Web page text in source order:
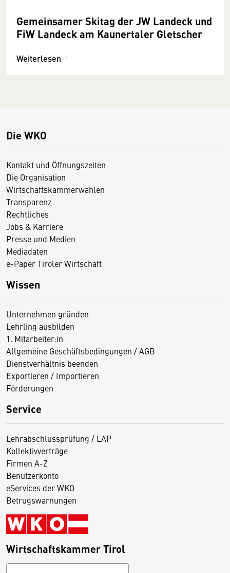
Gemeinsamer Skitag der JW Landeck und
FiW Landeck am Kaunertaler Gletscher
Weiterlesen
Die WKO
Kontakt und Öffnungszeiten
Die Organisation
Wirtschaftskammerwahlen
Transparenz
Rechtliches
Jobs & Karriere
Presse und Medien
Mediadaten
e-Paper Tiroler Wirtschaft
Wissen
Unternehmen gründen
Lehrling ausbilden
1. Mitarbeiter:in
Allgemeine Geschäftsbedingungen / AGB
Dienstverhältnis beenden
Exportieren / Importieren
Förderungen
Service
Lehrabschlussprüfung / LAP
Kollektivverträge
Firmen A-Z
Benutzerkonto
eServices der WKO
Betrugswarnungen
Wirtschaftskammer Tirol